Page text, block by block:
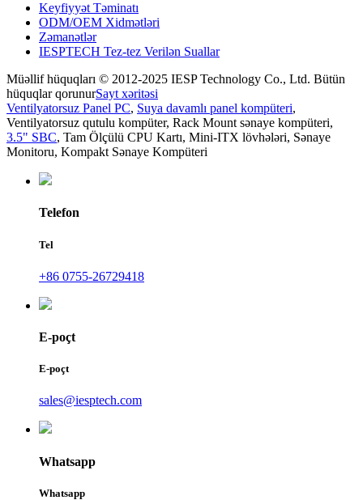
Keyfiyyət Təminatı
ODM/OEM Xidmətləri
Zəmanətlər
IESPTECH Tez-tez Verilən Suallar
Müəllif hüquqları © 2012-2025 IESP Technology Co., Ltd. Bütün
hüquqlar qorunurSayt xəritəsi
Ventilyatorsuz Panel PC, Suya davamlı panel kompüteri,
Ventilyatorsuz qutulu kompüter, Rack Mount sənaye kompüteri,
3.5" SBC, Tam Ölçülü CPU Kartı, Mini-ITX lövhələri, Sənaye
Monitoru, Kompakt Sənaye Kompüteri
Telefon
Tel
+86 0755-26729418
E-poçt
E-poçt
sales@iesptech.com
Whatsapp
Whatsapp